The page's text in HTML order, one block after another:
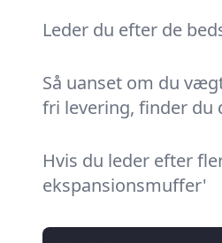
Leder du efter de
Så uanset om du
fri levering, finder du
Hvis du leder efter
ekspansionsmuffer'